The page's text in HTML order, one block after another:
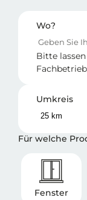
Wo?
Bitte lassen
Umkreis
Für welche
Fenster